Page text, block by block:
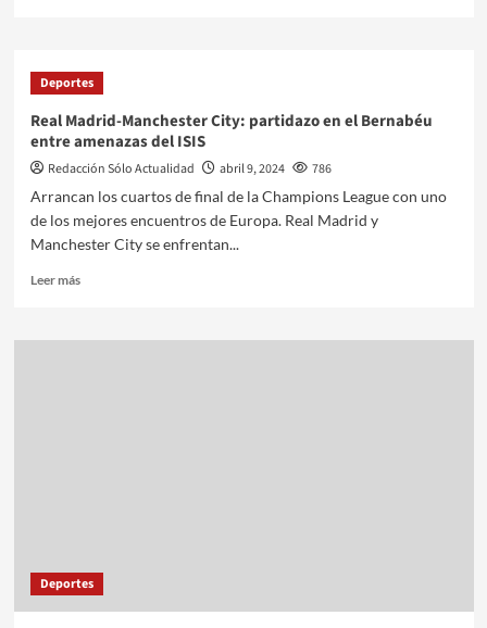
Deportes
Real Madrid-Manchester City: partidazo en el Bernabéu
entre amenazas del ISIS
Redacción Sólo Actualidad abril 9, 2024
786
Arrancan los cuartos de final de la Champions League con uno
de los mejores encuentros de Europa. Real Madrid y
Manchester City se enfrentan...
Leer más
Deportes